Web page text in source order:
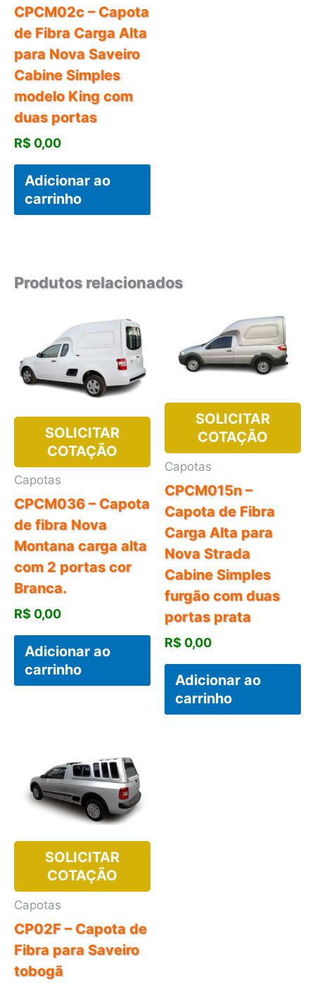
CPCM02c – Capota
de Fibra Carga Alta
para Nova Saveiro
Cabine Simples
modelo King com
duas portas
R$ 0,00
Adicionar ao
carrinho
Produtos relacionados
SOLICITAR
COTAÇÃO
Capotas
CPCM036 – Capota
de fibra Nova
Montana carga alta
com 2 portas cor
Branca.
R$ 0,00
Adicionar ao
carrinho
SOLICITAR
COTAÇÃO
Capotas
CPCM015n –
Capota de Fibra
Carga Alta para
Nova Strada
Cabine Simples
furgão com duas
portas prata
R$ 0,00
Adicionar ao
carrinho
SOLICITAR
COTAÇÃO
Capotas
CP02F – Capota de
Fibra para Saveiro
tobogã